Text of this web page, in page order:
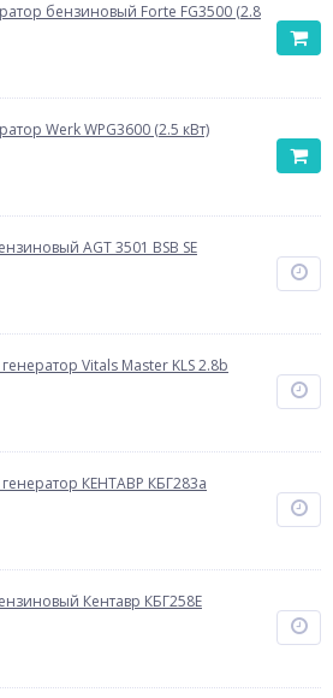
бензиновый Forte FG3500 (2.8
Werk WPG3600 (2.5 кВт)
AGT 3501 BSB SE
Vitals Master KLS 2.8b
КЕНТАВР КБГ283а
Кентавр КБГ258Е